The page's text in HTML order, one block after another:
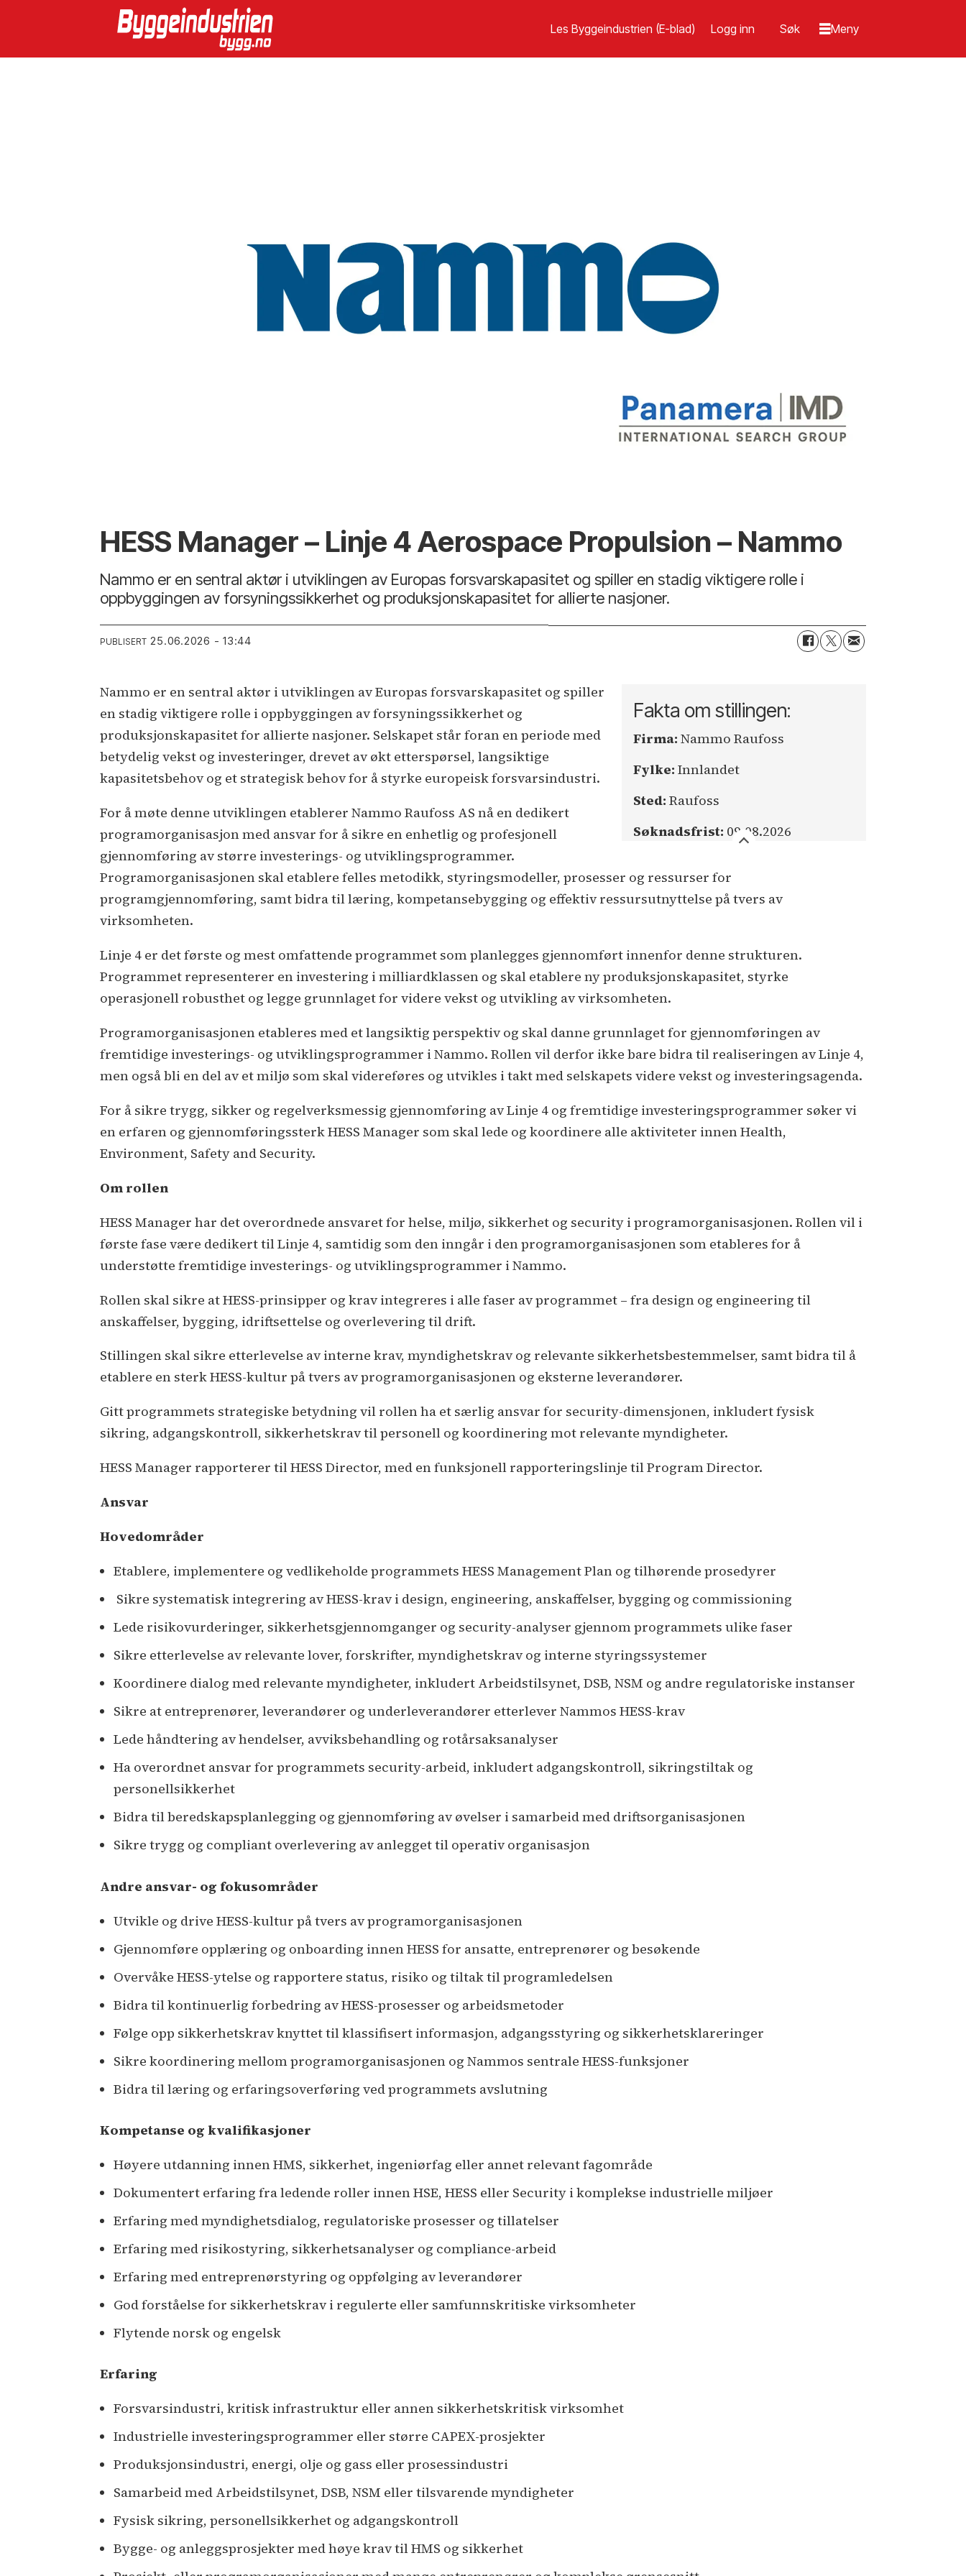
Les Byggeindustrien (E-blad) Logg inn
HESS Manager – Linje 4 Aerospace Propulsion – Nammo
Nammo er en sentral aktør i utviklingen av Europas forsvarskapasitet og spiller en stadig viktigere rolle i
oppbyggingen av forsyningssikkerhet og produksjonskapasitet for allierte nasjoner.
PUBLISERT 25.06.2026 - 13:44
Fakta om stillingen:
Firma: Nammo Raufoss
Fylke: Innlandet
Sted: Raufoss
Søknadsfrist: 09.08.2026
Nammo er en sentral aktør i utviklingen av Europas forsvarskapasitet og spiller
en stadig viktigere rolle i oppbyggingen av forsyningssikkerhet og
produksjonskapasitet for allierte nasjoner. Selskapet står foran en periode med
betydelig vekst og investeringer, drevet av økt etterspørsel, langsiktige
kapasitetsbehov og et strategisk behov for å styrke europeisk forsvarsindustri.
For å møte denne utviklingen etablerer Nammo Raufoss AS nå en dedikert
programorganisasjon med ansvar for å sikre en enhetlig og profesjonell
gjennomføring av større investerings- og utviklingsprogrammer.
Programorganisasjonen skal etablere felles metodikk, styringsmodeller, prosesser og ressurser for
programgjennomføring, samt bidra til læring, kompetansebygging og effektiv ressursutnyttelse på tvers av
virksomheten.
Linje 4 er det første og mest omfattende programmet som planlegges gjennomført innenfor denne strukturen.
Programmet representerer en investering i milliardklassen og skal etablere ny produksjonskapasitet, styrke
operasjonell robusthet og legge grunnlaget for videre vekst og utvikling av virksomheten.
Programorganisasjonen etableres med et langsiktig perspektiv og skal danne grunnlaget for gjennomføringen av
fremtidige investerings- og utviklingsprogrammer i Nammo. Rollen vil derfor ikke bare bidra til realiseringen av Linje 4,
men også bli en del av et miljø som skal videreføres og utvikles i takt med selskapets videre vekst og investeringsagenda.
For å sikre trygg, sikker og regelverksmessig gjennomføring av Linje 4 og fremtidige investeringsprogrammer søker vi
en erfaren og gjennomføringssterk HESS Manager som skal lede og koordinere alle aktiviteter innen Health,
Environment, Safety and Security.
Om rollen
HESS Manager har det overordnede ansvaret for helse, miljø, sikkerhet og security i programorganisasjonen. Rollen vil i
første fase være dedikert til Linje 4, samtidig som den inngår i den programorganisasjonen som etableres for å
understøtte fremtidige investerings- og utviklingsprogrammer i Nammo.
Rollen skal sikre at HESS-prinsipper og krav integreres i alle faser av programmet – fra design og engineering til
anskaffelser, bygging, idriftsettelse og overlevering til drift.
Stillingen skal sikre etterlevelse av interne krav, myndighetskrav og relevante sikkerhetsbestemmelser, samt bidra til å
etablere en sterk HESS-kultur på tvers av programorganisasjonen og eksterne leverandører.
Gitt programmets strategiske betydning vil rollen ha et særlig ansvar for security-dimensjonen, inkludert fysisk
sikring, adgangskontroll, sikkerhetskrav til personell og koordinering mot relevante myndigheter.
HESS Manager rapporterer til HESS Director, med en funksjonell rapporteringslinje til Program Director.
Ansvar
Hovedområder
Etablere, implementere og vedlikeholde programmets HESS Management Plan og tilhørende prosedyrer
Sikre systematisk integrering av HESS-krav i design, engineering, anskaffelser, bygging og commissioning
Lede risikovurderinger, sikkerhetsgjennomganger og security-analyser gjennom programmets ulike faser
Sikre etterlevelse av relevante lover, forskrifter, myndighetskrav og interne styringssystemer
Koordinere dialog med relevante myndigheter, inkludert Arbeidstilsynet, DSB, NSM og andre regulatoriske instanser
Sikre at entreprenører, leverandører og underleverandører etterlever Nammos HESS-krav
Lede håndtering av hendelser, avviksbehandling og rotårsaksanalyser
Ha overordnet ansvar for programmets security-arbeid, inkludert adgangskontroll, sikringstiltak og
personellsikkerhet
Bidra til beredskapsplanlegging og gjennomføring av øvelser i samarbeid med driftsorganisasjonen
Sikre trygg og compliant overlevering av anlegget til operativ organisasjon
Andre ansvar- og fokusområder
Utvikle og drive HESS-kultur på tvers av programorganisasjonen
Gjennomføre opplæring og onboarding innen HESS for ansatte, entreprenører og besøkende
Overvåke HESS-ytelse og rapportere status, risiko og tiltak til programledelsen
Bidra til kontinuerlig forbedring av HESS-prosesser og arbeidsmetoder
Følge opp sikkerhetskrav knyttet til klassifisert informasjon, adgangsstyring og sikkerhetsklareringer
Sikre koordinering mellom programorganisasjonen og Nammos sentrale HESS-funksjoner
Bidra til læring og erfaringsoverføring ved programmets avslutning
Kompetanse og kvalifikasjoner
Høyere utdanning innen HMS, sikkerhet, ingeniørfag eller annet relevant fagområde
Dokumentert erfaring fra ledende roller innen HSE, HESS eller Security i komplekse industrielle miljøer
Erfaring med myndighetsdialog, regulatoriske prosesser og tillatelser
Erfaring med risikostyring, sikkerhetsanalyser og compliance-arbeid
Erfaring med entreprenørstyring og oppfølging av leverandører
God forståelse for sikkerhetskrav i regulerte eller samfunnskritiske virksomheter
Flytende norsk og engelsk
Erfaring
Forsvarsindustri, kritisk infrastruktur eller annen sikkerhetskritisk virksomhet
Industrielle investeringsprogrammer eller større CAPEX-prosjekter
Produksjonsindustri, energi, olje og gass eller prosessindustri
Samarbeid med Arbeidstilsynet, DSB, NSM eller tilsvarende myndigheter
Fysisk sikring, personellsikkerhet og adgangskontroll
Bygge- og anleggsprosjekter med høye krav til HMS og sikkerhet